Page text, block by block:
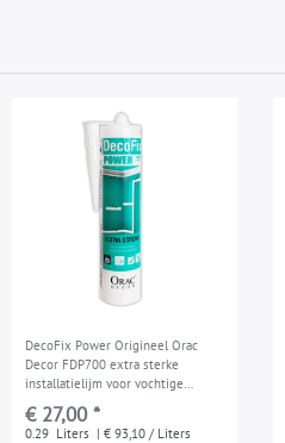
DecoFix Power Origineel Orac
Decor FDP700 extra sterke
installatielijm voor vochtige
ruimtes en buiten 290 ml
€ 27,00 *
0.29 Liters | € 93,10 / Liters